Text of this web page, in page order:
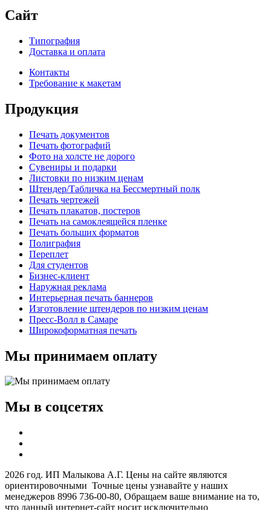
Сайт
Типография
Доставка и оплата
Контакты
Требование к макетам
Продукция
Печать документов
Печать фотографий
Фото на холсте не дорого
Сувениры и подарки
Листовки по низким ценам
Штендер/Табличка на Бессмертный полк
Печать чертежей
Печать плакатов, постеров
Печать на самоклеящейся пленке
Печать больших форматов
Полиграфия
Переплет
Для студентов
Бизнес-клиент
Наружная реклама
Интерьерная печать баннеров
Изготовление штендеров по низким ценам
Пресс-Волл в Самаре
Широкоформатная печать
Мы принимаем оплату
Мы в соцсетях
2026 год. ИП Малыкова А.Г. Цены на сайте являются
ориентировочными Точные цены узнавайте у наших
менеджеров 8996 736-00-80, Обращаем ваше внимание на то,
что данный интернет-сайт носит исключительно